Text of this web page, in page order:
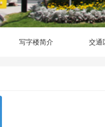
写字楼简介 交通